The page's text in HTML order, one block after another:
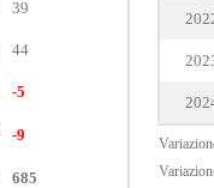
39
44
-5
-9
685